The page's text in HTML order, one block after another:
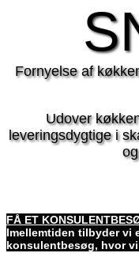
Fornyelse af
Udover
leveringsdygtige i
FÅ ET
Imellemtiden tilbyder vi
konsulentbesøg, hvor